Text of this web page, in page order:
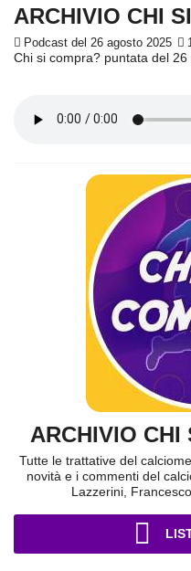
ARCHIVIO CHI
Podcast del 26 agosto 2025
Chi si compra? puntata del 26
ARCHIVIO CHI
Tutte le trattative del
novità e i commenti del
Lazzerini,